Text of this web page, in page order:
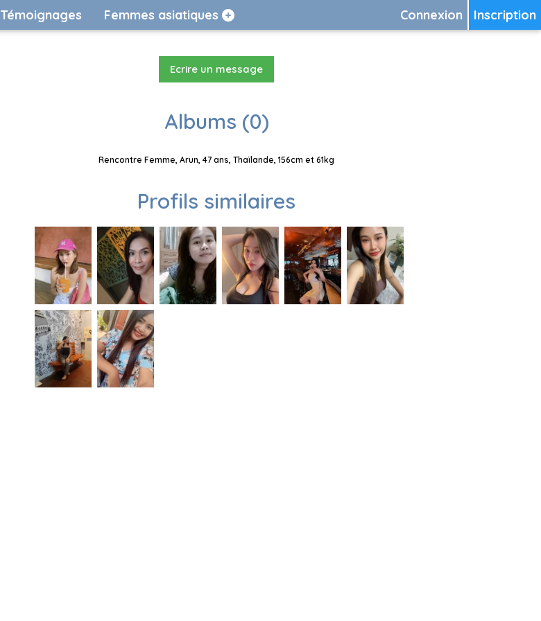
Inscription
Connexion
Témoignages Femmes asiatiques
Ecrire un message
Albums (0)
Rencontre Femme, Arun, 47 ans, Thaïlande, 156cm et 61kg
Profils similaires